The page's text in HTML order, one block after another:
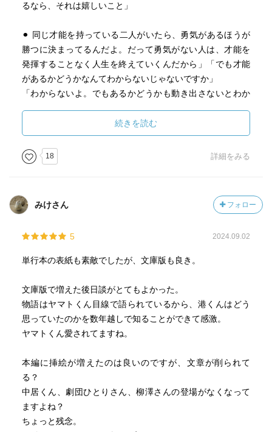
るなら、それは嬉しいこと」
⚫︎ 同じ才能を持っている二人がいたら、勇気があるほうが
勝つに決まってるんだよ。だって勇気がない人は、才能を
発揮することなく人生を終えていくんだから」「でも才能
があるかどうかなんてわからないじゃないですか」
「わからないよ。でもあるかどうかも動き出さないとわか
思い通りにならないかもしれない、裏切られるかもしれな
い、失敗するかもしれない。最近、こんなはずじゃなかっ
たと思う瞬間がいくつもあって、その度に、環境とか人の
れだけ、可能性を摘み取ってきたのか、向き合わないとだ
し、根拠なんかなくても、勇気や期待を持つことが、これ
んとなく読みはじめた本だったのに、自省タイムに入って
しまいました。
続きを読む
18 詳細をみる
みけさん フォロー
5 2024.09.02
単行本の表紙も素敵でしたが、文庫版も良き。
文庫版で増えた後日談がとてもよかった。
物語はヤマトくん目線で語られているから、港くんはどう
思っていたのかを数年越しで知ることができて感激。
ヤマトくん愛されてますね。
本編に挿絵が増えたのは良いのですが、文章が削られて
る？
中居くん、劇団ひとりさん、柳澤さんの登場がなくなって
ますよね？
ちょっと残念。